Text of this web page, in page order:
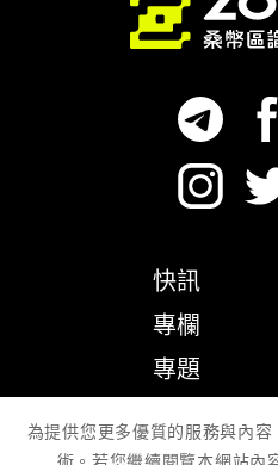
快訊
專欄
專題
為提供您更多優質的服務與內